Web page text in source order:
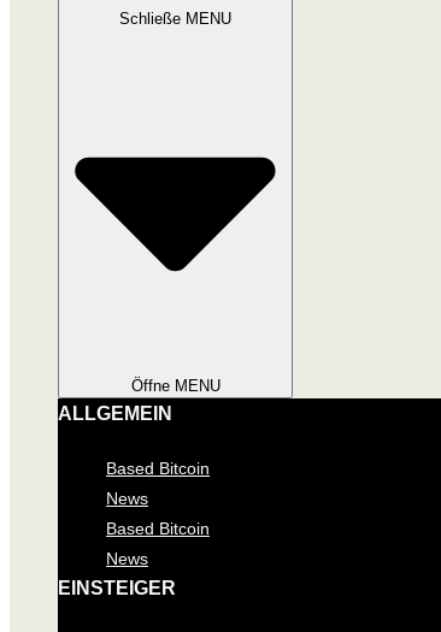
Schließe MENU
Öffne MENU
ALLGEMEIN
Based Bitcoin
News
Based Bitcoin
News
EINSTEIGER